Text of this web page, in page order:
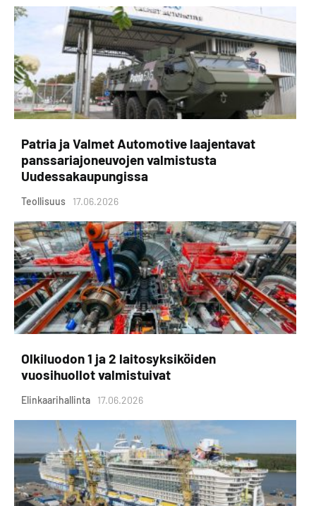
Patria ja Valmet Automotive laajentavat
panssariajoneuvojen valmistusta
Uudessakaupungissa
Teollisuus 17.06.2026
Olkiluodon 1 ja 2 laitosyksiköiden
vuosihuollot valmistuivat
Elinkaarihallinta 17.06.2026